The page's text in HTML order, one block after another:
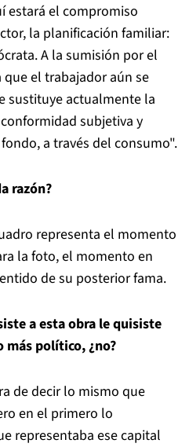
estará el compromiso
la planificación familiar:
A la sumisión por el
el trabajador aún se
sustituye actualmente la
subjetiva y
a través del consumo".
razón?
representa el momento
la foto, el momento en
de su posterior fama.
a esta obra le quisiste
más político, ¿no?
de decir lo mismo que
en el primero lo
representaba ese capital